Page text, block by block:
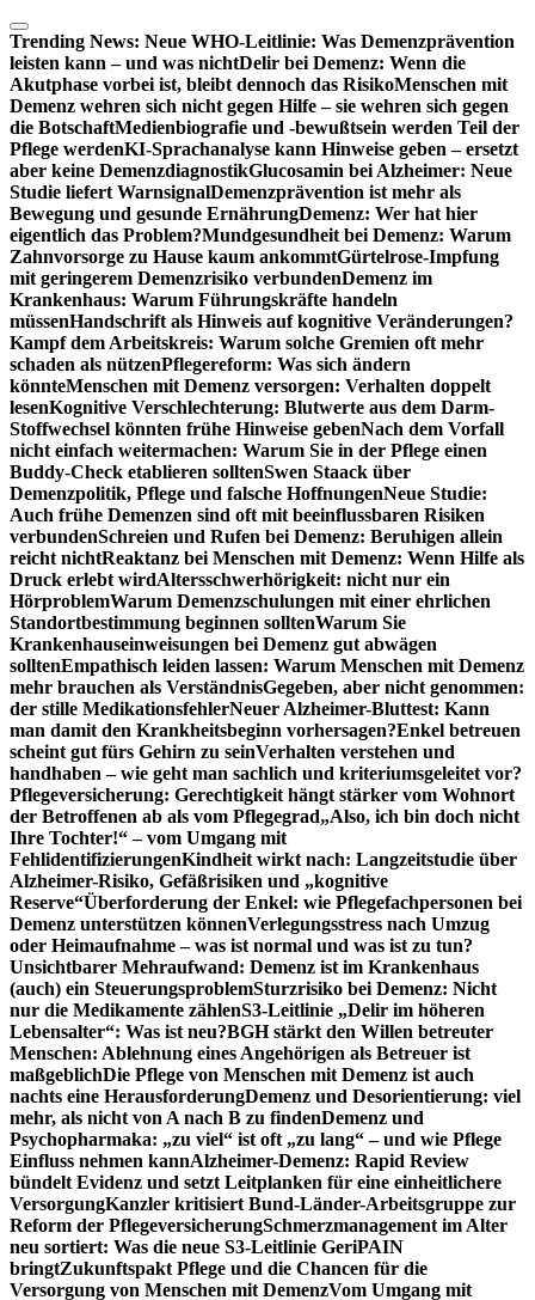
Zum
Inhalt
springen
Trending News: Neue WHO-Leitlinie: Was Demenzprävention
leisten kann – und was nichtDelir bei Demenz: Wenn die
Akutphase vorbei ist, bleibt dennoch das RisikoMenschen mit
Demenz wehren sich nicht gegen Hilfe – sie wehren sich gegen
die BotschaftMedienbiografie und -bewußtsein werden Teil der
Pflege werdenKI-Sprachanalyse kann Hinweise geben – ersetzt
aber keine DemenzdiagnostikGlucosamin bei Alzheimer: Neue
Studie liefert WarnsignalDemenzprävention ist mehr als
Bewegung und gesunde ErnährungDemenz: Wer hat hier
eigentlich das Problem?Mundgesundheit bei Demenz: Warum
Zahnvorsorge zu Hause kaum ankommtGürtelrose-Impfung
mit geringerem Demenzrisiko verbundenDemenz im
Krankenhaus: Warum Führungskräfte handeln
müssenHandschrift als Hinweis auf kognitive Veränderungen?
Kampf dem Arbeitskreis: Warum solche Gremien oft mehr
schaden als nützenPflegereform: Was sich ändern
könnteMenschen mit Demenz versorgen: Verhalten doppelt
lesenKognitive Verschlechterung: Blutwerte aus dem Darm-
Stoffwechsel könnten frühe Hinweise gebenNach dem Vorfall
nicht einfach weitermachen: Warum Sie in der Pflege einen
Buddy-Check etablieren solltenSwen Staack über
Demenzpolitik, Pflege und falsche HoffnungenNeue Studie:
Auch frühe Demenzen sind oft mit beeinflussbaren Risiken
verbundenSchreien und Rufen bei Demenz: Beruhigen allein
reicht nichtReaktanz bei Menschen mit Demenz: Wenn Hilfe als
Druck erlebt wirdAltersschwerhörigkeit: nicht nur ein
HörproblemWarum Demenzschulungen mit einer ehrlichen
Standortbestimmung beginnen solltenWarum Sie
Krankenhauseinweisungen bei Demenz gut abwägen
solltenEmpathisch leiden lassen: Warum Menschen mit Demenz
mehr brauchen als VerständnisGegeben, aber nicht genommen:
der stille MedikationsfehlerNeuer Alzheimer-Bluttest: Kann
man damit den Krankheitsbeginn vorhersagen?Enkel betreuen
scheint gut fürs Gehirn zu seinVerhalten verstehen und
handhaben – wie geht man sachlich und kriteriumsgeleitet vor?
Pflegeversicherung: Gerechtigkeit hängt stärker vom Wohnort
der Betroffenen ab als vom Pflegegrad„Also, ich bin doch nicht
Ihre Tochter!“ – vom Umgang mit
FehlidentifizierungenKindheit wirkt nach: Langzeitstudie über
Alzheimer-Risiko, Gefäßrisiken und „kognitive
Reserve“Überforderung der Enkel: wie Pflegefachpersonen bei
Demenz unterstützen könnenVerlegungsstress nach Umzug
oder Heimaufnahme – was ist normal und was ist zu tun?
Unsichtbarer Mehraufwand: Demenz ist im Krankenhaus
(auch) ein SteuerungsproblemSturzrisiko bei Demenz: Nicht
nur die Medikamente zählenS3-Leitlinie „Delir im höheren
Lebensalter“: Was ist neu?BGH stärkt den Willen betreuter
Menschen: Ablehnung eines Angehörigen als Betreuer ist
maßgeblichDie Pflege von Menschen mit Demenz ist auch
nachts eine HerausforderungDemenz und Desorientierung: viel
mehr, als nicht von A nach B zu findenDemenz und
Psychopharmaka: „zu viel“ ist oft „zu lang“ – und wie Pflege
Einfluss nehmen kannAlzheimer-Demenz: Rapid Review
bündelt Evidenz und setzt Leitplanken für eine einheitlichere
VersorgungKanzler kritisiert Bund-Länder-Arbeitsgruppe zur
Reform der PflegeversicherungSchmerzmanagement im Alter
neu sortiert: Was die neue S3-Leitlinie GeriPAIN
bringtZukunftspakt Pflege und die Chancen für die
Versorgung von Menschen mit DemenzVom Umgang mit